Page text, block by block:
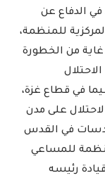
في الدفاع عن
للمنظمة،
من الخطورة
في قطاع غزة،
على مدن
في القدس
للمساعي
رئيسه